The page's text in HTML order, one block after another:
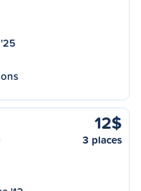
12$
3 places